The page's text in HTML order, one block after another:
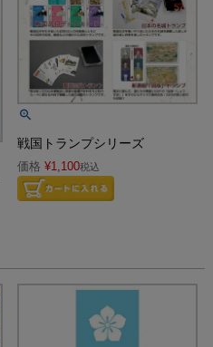
戦国トランプシリーズ
価格 ¥1,100税込